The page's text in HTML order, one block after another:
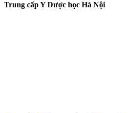
Trung cấp Y Dược học Hà Nội